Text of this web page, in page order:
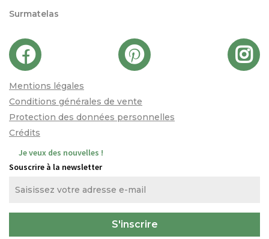
Surmatelas
Mentions légales
Conditions générales de vente
Protection des données personnelles
Crédits
Je veux des nouvelles !
Souscrire à la newsletter